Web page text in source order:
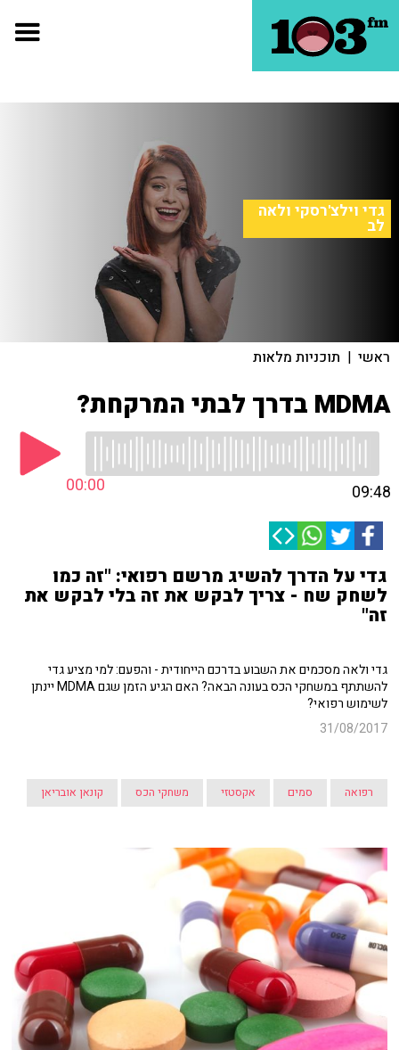
גדי וילצ'רסקי ולאה
לב
ראשי | תוכניות מלאות
MDMA בדרך לבתי המרקחת?
00:00 09:48
גדי על הדרך להשיג מרשם רפואי: "זה כמו
לשחק שח - צריך לבקש את זה בלי לבקש את
זה"
גדי ולאה מסכמים את השבוע בדרכם הייחודית - והפעם: למי מציע גדי
להשתתף במשחקי הכס בעונה הבאה? האם הגיע הזמן שגם MDMA יינתן
לשימוש רפואי?
31/08/2017
רפואה סמים אקסטזי משחקי הכס קונאן אובריאן